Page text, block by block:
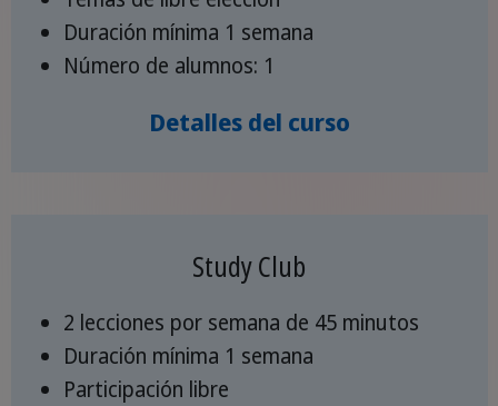
Duración mínima 1 semana
Número de alumnos: 1
Detalles del curso
Study Club
2 lecciones por semana de 45 minutos
Duración mínima 1 semana
Participación libre